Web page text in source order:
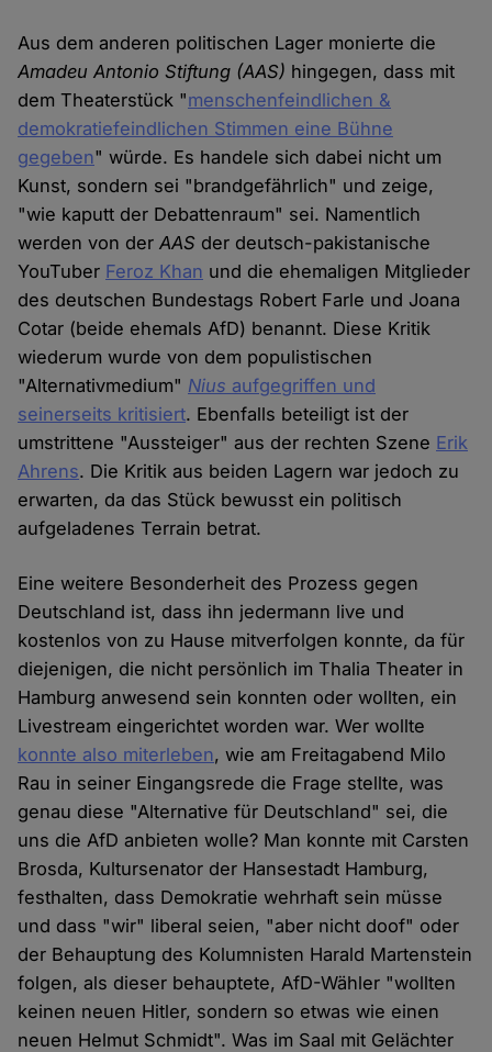
Aus dem anderen politischen Lager monierte die
Amadeu Antonio Stiftung (AAS) hingegen, dass mit
dem Theaterstück "menschenfeindlichen &
demokratiefeindlichen Stimmen eine Bühne
gegeben" würde. Es handele sich dabei nicht um
Kunst, sondern sei "brandgefährlich" und zeige,
"wie kaputt der Debattenraum" sei. Namentlich
werden von derAAS der deutsch-pakistanische
YouTuber Feroz Khan und die ehemaligen Mitglieder
des deutschen Bundestags Robert Farle und Joana
Cotar (beide ehemals AfD) benannt. Diese Kritik
wiederum wurde von dem populistischen
"Alternativmedium" Nius aufgegriffen und
seinerseits kritisiert. Ebenfalls beteiligt ist der
umstrittene "Aussteiger" aus der rechten Szene Erik
Ahrens. Die Kritik aus beiden Lagern war jedoch zu
erwarten, da das Stück bewusst ein politisch
aufgeladenes Terrain betrat.
Eine weitere Besonderheit des Prozess gegen
Deutschland ist, dass ihn jedermann live und
kostenlos von zu Hause mitverfolgen konnte, da für
diejenigen, die nicht persönlich im Thalia Theater in
Hamburg anwesend sein konnten oder wollten, ein
Livestream eingerichtet worden war. Wer wollte
konnte also miterleben, wie am Freitagabend Milo
Rau in seiner Eingangsrede die Frage stellte, was
genau diese "Alternative für Deutschland" sei, die
uns die AfD anbieten wolle? Man konnte mit Carsten
Brosda, Kultursenator der Hansestadt Hamburg,
festhalten, dass Demokratie wehrhaft sein müsse
und dass "wir" liberal seien, "aber nicht doof" oder
der Behauptung des Kolumnisten Harald Martenstein
folgen, als dieser behauptete, AfD-Wähler "wollten
keinen neuen Hitler, sondern so etwas wie einen
neuen Helmut Schmidt". Was im Saal mit Gelächter